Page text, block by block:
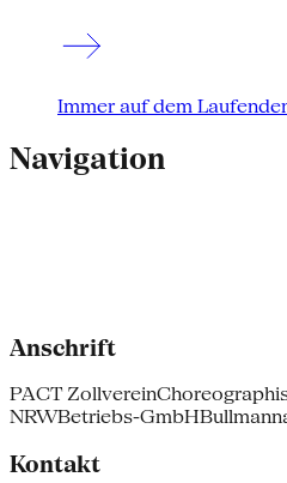
Immer auf dem
Navigation
Anschrift
PACT Zollverein
NRWBetriebs-GmbH
Kontakt